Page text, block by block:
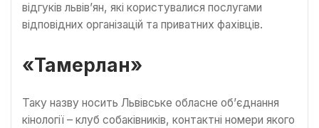
відгуків львів’ян, які користувалися послугами
відповідних організацій та приватних фахівців.
«Тамерлан»
Таку назву носить Львівське обласне об’єднання
кінології – клуб собаківників, контактні номери якого